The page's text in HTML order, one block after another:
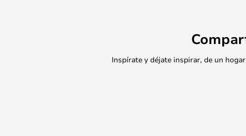
Inspírate y déjate inspirar, de un